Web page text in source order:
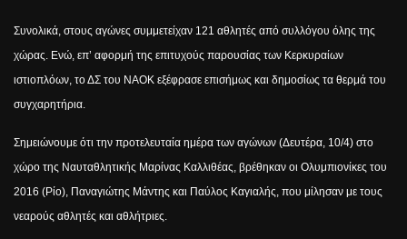
Συνολικά, στους αγώνες συμμετείχαν 121 αθλητές από συλλόγου όλης της
χώρας. Ενώ, επ’ αφορμή της επιτυχούς παρουσίας των Κερκυραίων
ιστιοπλόων, το ΔΣ του ΝΑΟΚ εξέφρασε επισήμως και δημοσίως τα θερμά του
συγχαρητήρια.
Σημειώνουμε ότι την προτελευταία ημέρα των αγώνων (Δευτέρα, 10/4) στο
χώρο της Ναυταθλητικής Μαρίνας Καλλιθέας, βρέθηκαν οι Ολυμπιονίκες του
2016 (Ρίο), Παναγιώτης Μάντης και Παύλος Καγιαλής, που μίλησαν με τους
νεαρούς αθλητές και αθλήτριες.